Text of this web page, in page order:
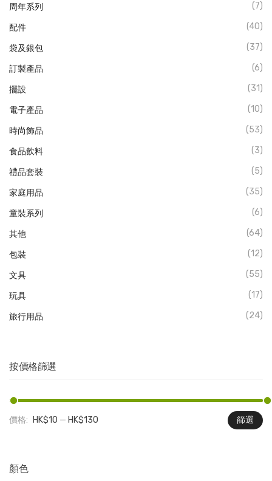
周年系列 (7)
配件 (40)
袋及銀包 (37)
訂製產品 (6)
擺設 (31)
電子產品 (10)
時尚飾品 (53)
食品飲料 (3)
禮品套裝 (5)
家庭用品 (35)
童裝系列 (6)
其他 (64)
包裝 (12)
文具 (55)
玩具 (17)
旅行用品 (24)
按價格篩選
篩選
價格: HK$10 — HK$130
顏色